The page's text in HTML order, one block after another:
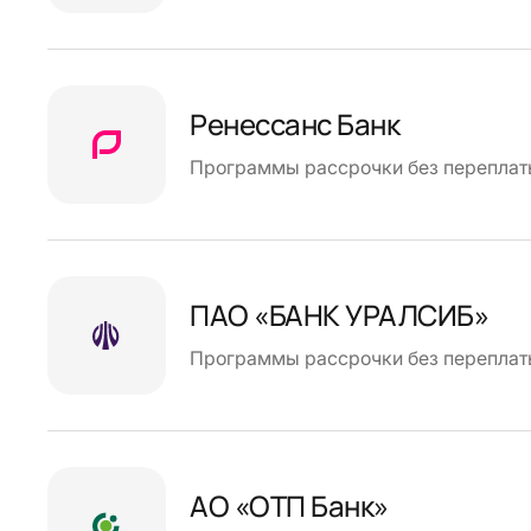
Ренессанс Банк
Программы рассрочки без
ПАО «БАНК УРАЛСИБ»
Программы рассрочки без
АО «ОТП Банк»